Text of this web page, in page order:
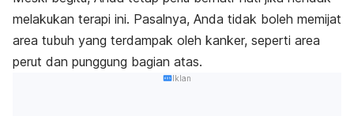
melakukan terapi ini. Pasalnya, Anda tidak boleh memijat
area tubuh yang terdampak oleh kanker, seperti area
perut dan punggung bagian atas.
Iklan